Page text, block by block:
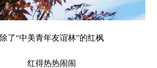
除了“中美青年友谊林”的红枫
红得热热闹闹